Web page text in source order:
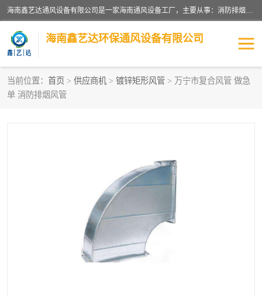
海南鑫艺达通风设备有限公司是一家海南通风设备工厂，主要从事：消防排烟工程、油烟净化工程、厨房排烟工程、酒店厨房设备、新风排风系统、镀锌铁皮管道加工、暖通工程、通风管道安装、消防火阀百叶风口等业务。公司拥有管道及配件一体化工厂生产线，良好的售后服务，良好的设计团队，良好的施工团队、良好管理人员，掌握畅通丰富的信息、市场渠道。
海南鑫艺达环保通风设备有限公司
当前位置： 首页 > 供应商机 > 镀锌矩形风管 > 万宁市复合风管 做急
单 消防排烟风管
海南暖通工程
管道配件
镁质防火风管
通风管道
消防风机